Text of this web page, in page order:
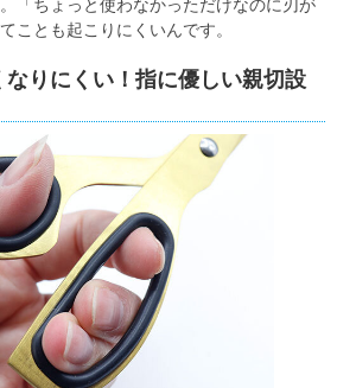
「ちょっと使わなかっただけなのに刃が
ことも起こりにくいんです。
りにくい！指に優しい親切設